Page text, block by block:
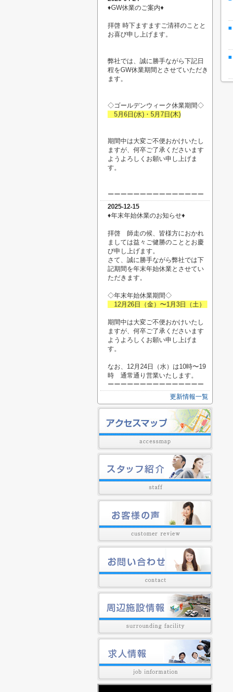
♦︎GW休業のご案内♦︎
拝啓 時下ますますご清祥のことと
お喜び申し上げます。
弊社では、誠に勝手ながら下記日
程をGW休業期間とさせていただき
ます。
◇ゴールデンウィーク休業期間◇
5月6日(水)・5月7日(木)
期間中は大変ご不便おかけいたし
ますが、何卒ご了承くださいます
ようよろしくお願い申し上げま
す。
ーーーーーーーーーーーーーーー
2025-12-15
♦︎年末年始休業のお知らせ♦︎
拝啓 師走の候、皆様方におかれ
ましては益々ご健勝のこととお慶
び申し上げます。
さて、誠に勝手ながら弊社では下
記期間を年末年始休業とさせてい
ただきます。
◇年末年始休業期間◇
12月26日（金）〜1月3日（土）
期間中は大変ご不便おかけいたし
ますが、何卒ご了承くださいます
ようよろしくお願い申し上げま
す。
なお、12月24日（水）は10時〜19
時 通常通り営業いたします。
ーーーーーーーーーーーーーーー
更新情報一覧